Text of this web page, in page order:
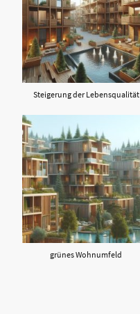
Steigerung der Lebensqualität
grünes Wohnumfeld